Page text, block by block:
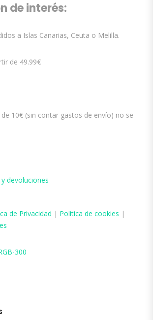
de interés:
a Islas Canarias, Ceuta o Melilla.
de 49.99€
10€ (sin contar gastos de envío) no se
devoluciones
de Privacidad | Política de cookies |